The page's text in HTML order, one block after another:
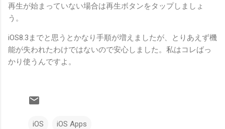
再生が始まっていない場合は再生ボタンをタップしましょ
う。
iOS8.3までと思うとかなり手順が増えましたが、とりあえず機
能が失われたわけではないので安心しました。私はコレばっ
かり使うんですよ。
iOS iOS Apps